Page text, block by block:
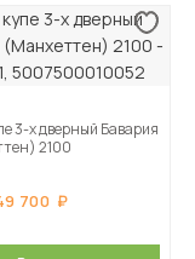
3-х дверный Бавария
2100
700